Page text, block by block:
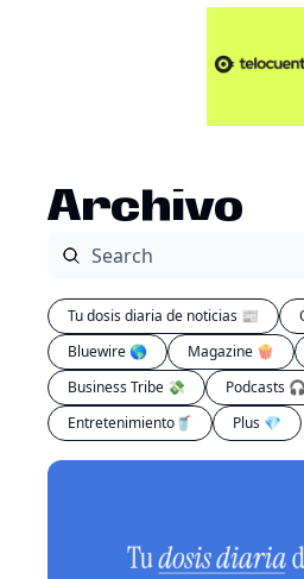
Artículos
Archivo
Tu dosis diaria de noticias 📰
Bluewire 🌎
Magazine 🍿
Business Tribe 💸
Podcasts 🎧
Entretenimiento🥤
Plus 💎